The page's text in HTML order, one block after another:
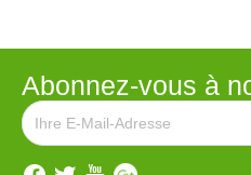
Abonnez-vous à